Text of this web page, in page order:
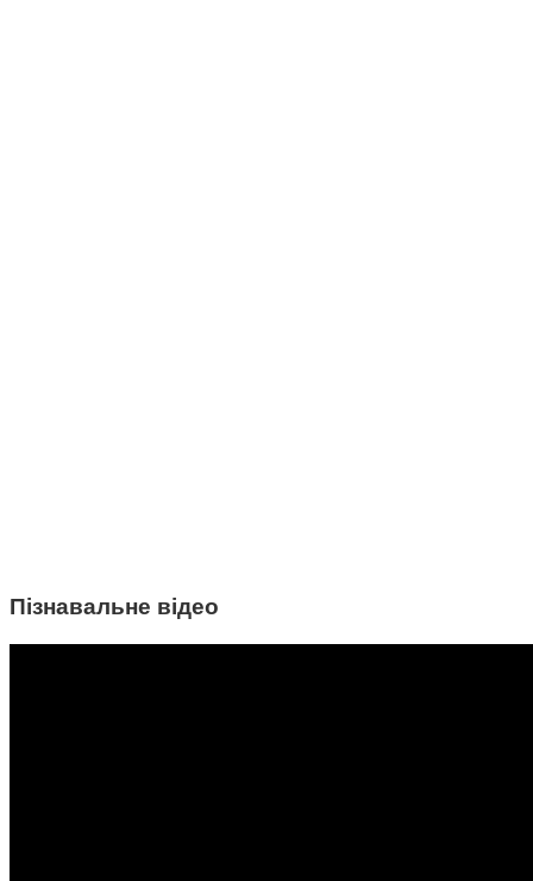
Пізнавальне відео